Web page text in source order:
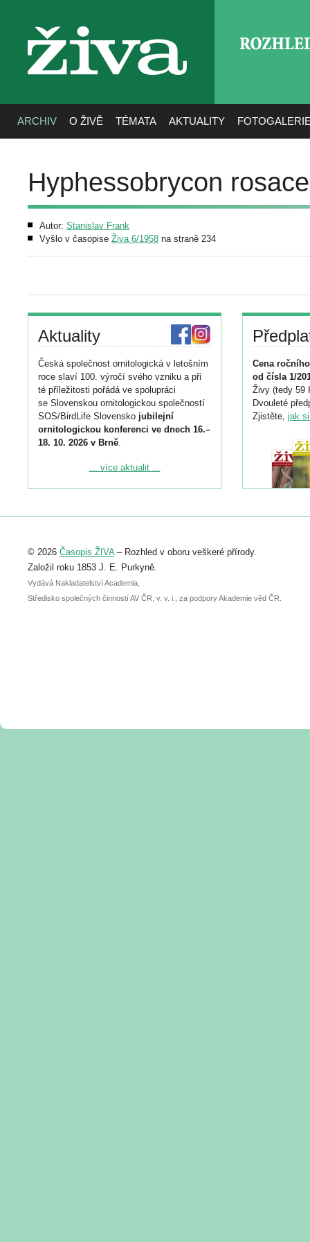
živa
ARCHIV O ŽIVĚ TÉMATA AKTUALITY
Hyphessobrycon
Autor: Stanislav Frank
Vyšlo v časopise Živa 6/1958 na straně 234
Aktuality
Česká společnost ornitologická v letošním
roce slaví 100. výročí svého vzniku a při
té příležitosti pořádá ve spolupráci
se Slovenskou ornitologickou společností
SOS/BirdLife Slovensko jubilejní
ornitologickou konferenci ve dnech 16.–
18. 10. 2026 v Brně.
Podrobnější informace ke konferenci
Registrovat se můžete do 6. září.
abstraktu přihlášené přednášky nebo
posteru je už 30. června.
... více aktualit ...
Cena
od čísla 1/
Živy (tedy 59
Dvouleté
Zjistěte, jak
© 2026 Časopis ŽIVA– Rozhled v oboru veškeré přírody.
Založil roku 1853 J. E. Purkyně.
Vydává Nakladatelství Academia,
Středisko společných činností AV ČR, v. v. i., za podpory Akademie věd ČR.